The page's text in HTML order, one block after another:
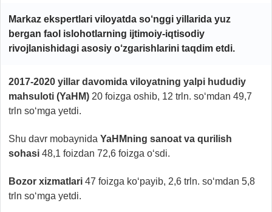
Markaz ekspertlari viloyatda so‘nggi yillarida yuz
bergan faol islohotlarning ijtimoiy-iqtisodiy
rivojlanishidagi asosiy o‘zgarishlarini taqdim etdi.
2017-2020 yillar davomida viloyatning yalpi hududiy
mahsuloti (YaHM) 20 foizga oshib, 12 trln. so‘mdan 49,7
trln so‘mga yetdi.
Shu davr mobaynida YaHMning sanoat va qurilish
sohasi 48,1 foizdan 72,6 foizga o‘sdi.
Bozor xizmatlari 47 foizga ko‘payib, 2,6 trln. so‘mdan 5,8
trln so‘mga yetdi.